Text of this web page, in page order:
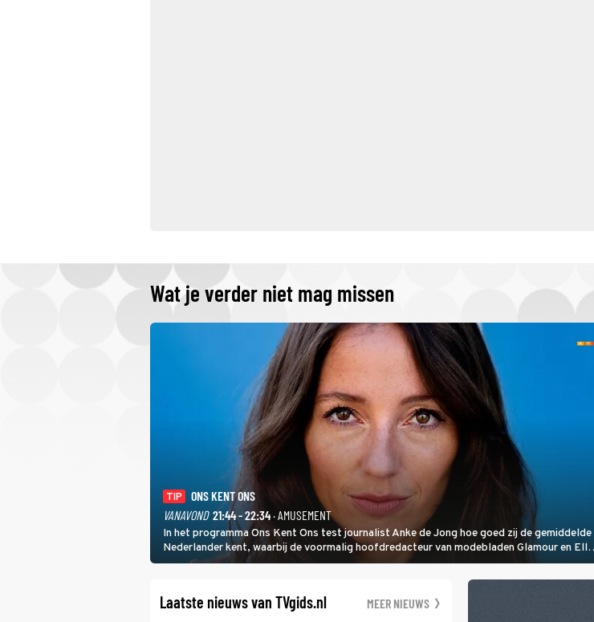
Wat je verder niet mag missen
TIP
ONS KENT ONS
VANAVOND 21:44 - 22:34· AMUSEMENT
In het programma Ons Kent Ons test journalist Anke de Jong hoe goed zij de gemiddelde
Nederlander kent, waarbij de voormalig hoofdredacteur van modebladen Glamour en Elle
het samen met rapper Keizer opneemt tegen Edson da Graça en Marc-Marie Huijbregts.
Laatste nieuws van TVgids.nl MEER NIEUWS